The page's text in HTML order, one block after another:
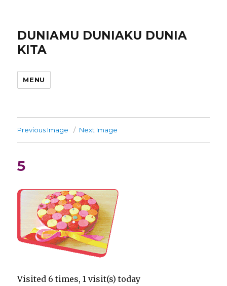
DUNIAMU DUNIAKU DUNIA
KITA
MENU
Previous Image Next Image
5
Visited 6 times, 1 visit(s) today